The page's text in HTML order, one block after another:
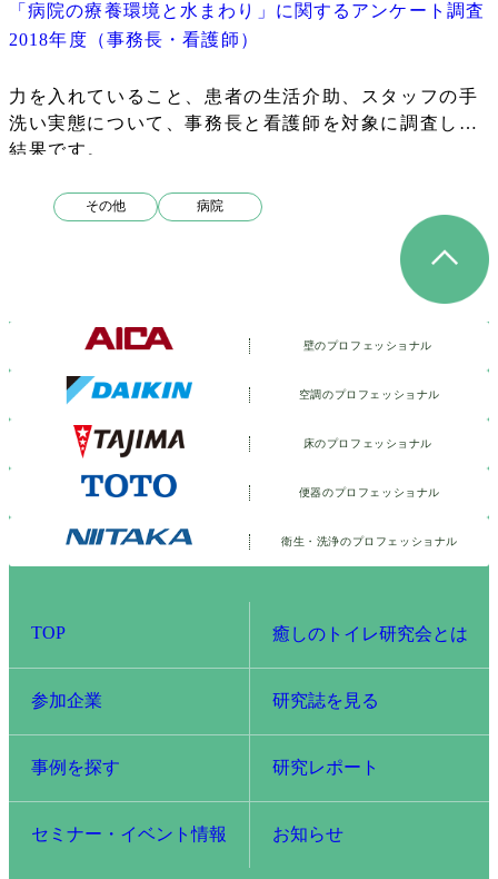
「病院の療養環境と水まわり」に関するアンケート調査
2018年度（事務長・看護師）
力を入れていること、患者の生活介助、スタッフの手
洗い実態について、事務長と看護師を対象に調査した
結果です。
その他 病院
壁のプロフェッショナル
空調のプロフェッショナル
床のプロフェッショナル
便器のプロフェッショナル
衛生・洗浄のプロフェッショナル
TOP 癒しのトイレ研究会とは
参加企業 研究誌を見る
事例を探す 研究レポート
セミナー・イベント情報 お知らせ